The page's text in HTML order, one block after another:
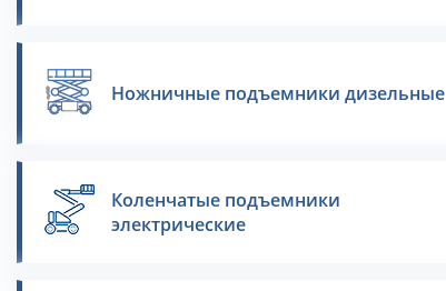
Ножничные подъемники дизельные
Коленчатые подъемники
электрические